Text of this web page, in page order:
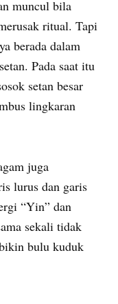
muncul bila
ritual. Tapi
berada dalam
Pada saat itu
setan besar
lingkaran
juga
lurus dan garis
“Yin” dan
sekali tidak
bulu kuduk